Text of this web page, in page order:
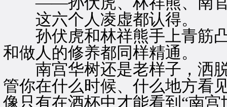
这六个人凌虚都认得。
孙伏虎和林祥熊手上青筋凸
和做人的修养都同样精通。
南宫华树还是老样子，洒脱
管你在什么时候、什么地方看
像只有在酒杯中才能看到“南宫